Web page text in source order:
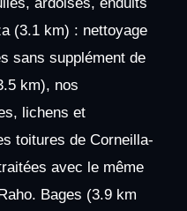
ardoises, enduits
(3.1 km) : nettoyage
sans supplément de
km), nos
lichens et
toitures de Corneilla-
avec le même
Bages (3.9 km